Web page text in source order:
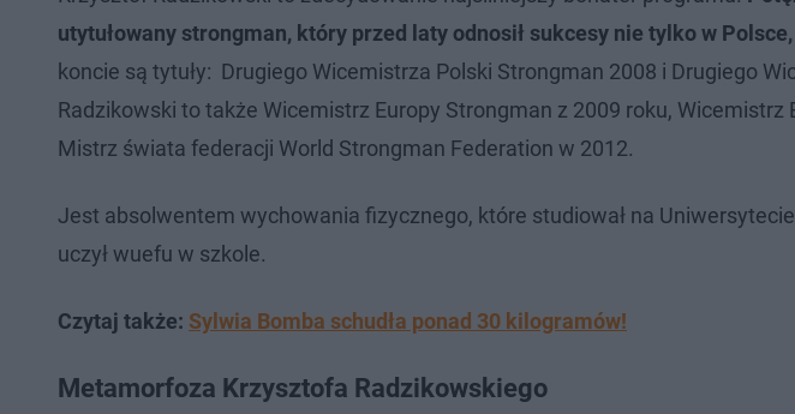
utytułowany strongman, który przed laty odnosił sukcesy nie tylko w
koncie są tytuły: Drugiego Wicemistrza Polski Strongman 2008 i Drugiego
Radzikowski to także Wicemistrz Europy Strongman z 2009 roku, Wicemistrz
Mistrz świata federacji World Strongman Federation w 2012.
Jest absolwentem wychowania fizycznego, które studiował na
uczył wuefu w szkole.
Czytaj także: Sylwia Bomba schudła ponad 30 kilogramów!
Metamorfoza Krzysztofa Radzikowskiego